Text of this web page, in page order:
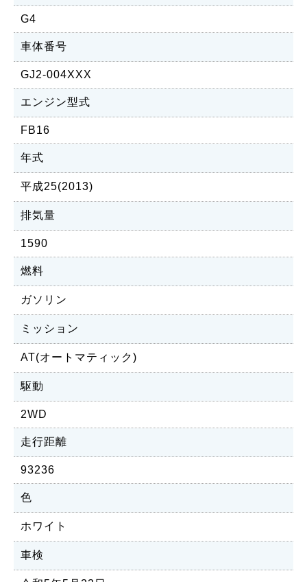
G4
車体番号
GJ2-004XXX
エンジン型式
FB16
年式
平成25(2013)
排気量
1590
燃料
ガソリン
ミッション
AT(オートマティック)
駆動
2WD
走行距離
93236
色
ホワイト
車検